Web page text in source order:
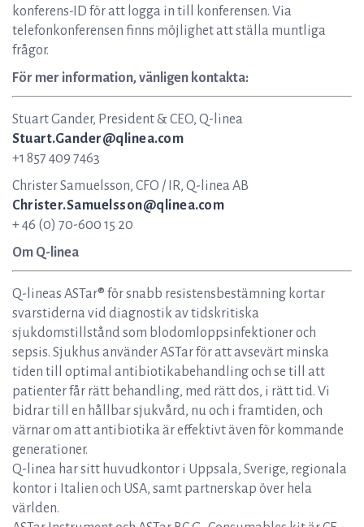
konferens-ID för att logga in till konferensen. Via
telefonkonferensen finns möjlighet att ställa muntliga
frågor.
För mer information, vänligen kontakta:
Stuart Gander, President & CEO, Q-linea
Stuart.Gander@qlinea.com
+1 857 409 7463
Christer Samuelsson, CFO / IR, Q-linea AB
Christer.Samuelsson@qlinea.com
+ 46 (0) 70-600 15 20
Om Q-linea
Q-lineas ASTar® för snabb resistensbestämning kortar
svarstiderna vid diagnostik av tidskritiska
sjukdomstillstånd som blodomloppsinfektioner och
sepsis. Sjukhus använder ASTar för att avsevärt minska
tiden till optimal antibiotikabehandling och se till att
patienter får rätt behandling, med rätt dos, i rätt tid. Vi
bidrar till en hållbar sjukvård, nu och i framtiden, och
värnar om att antibiotika är effektivt även för kommande
generationer.
Q-linea har sitt huvudkontor i Uppsala, Sverige, regionala
kontor i Italien och USA, samt partnerskap över hela
världen.